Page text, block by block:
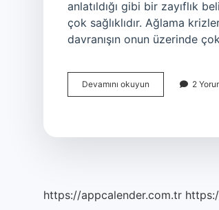
anlatıldığı gibi bir zayıflık
çok sağlıklıdır. Ağlama
davranışın onun üzerinde
Devamını okuyun
Atakları
2
https://appcalender.com.tr